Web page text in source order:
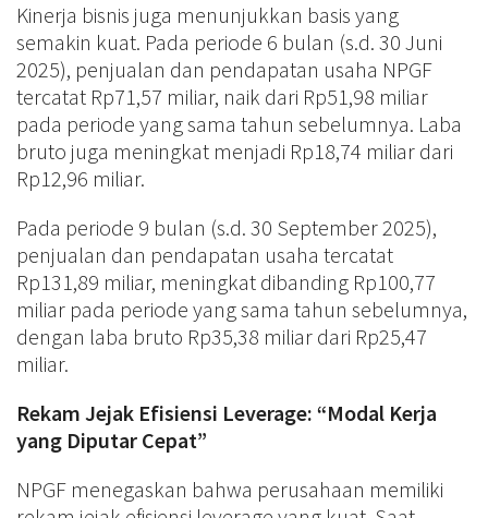
Kinerja bisnis juga menunjukkan basis yang
semakin kuat. Pada periode 6 bulan (s.d. 30 Juni
2025), penjualan dan pendapatan usaha NPGF
tercatat Rp71,57 miliar, naik dari Rp51,98 miliar
pada periode yang sama tahun sebelumnya. Laba
bruto juga meningkat menjadi Rp18,74 miliar dari
Rp12,96 miliar.
Pada periode 9 bulan (s.d. 30 September 2025),
penjualan dan pendapatan usaha tercatat
Rp131,89 miliar, meningkat dibanding Rp100,77
miliar pada periode yang sama tahun sebelumnya,
dengan laba bruto Rp35,38 miliar dari Rp25,47
miliar.
Rekam Jejak Efisiensi Leverage: “Modal Kerja
yang Diputar Cepat”
NPGF menegaskan bahwa perusahaan memiliki